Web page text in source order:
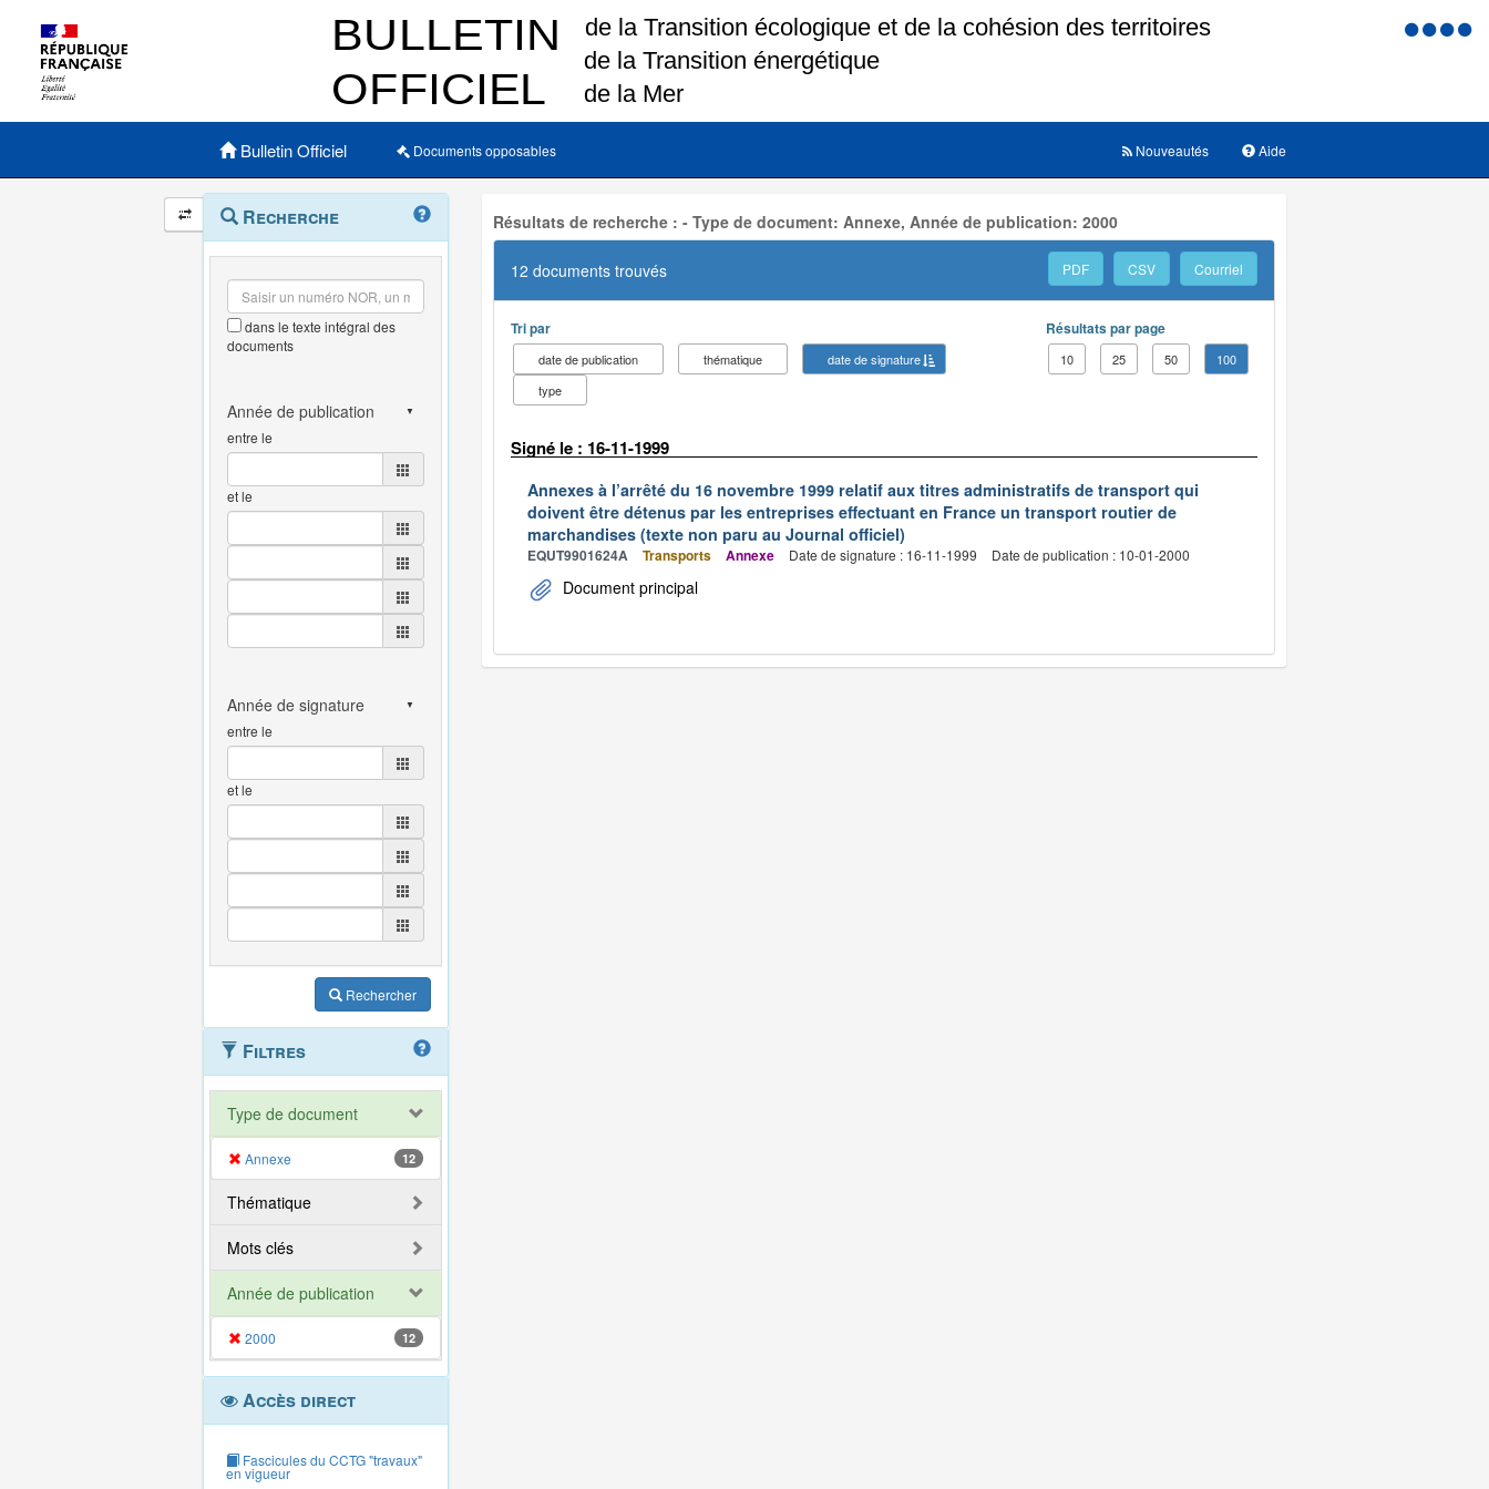
Menu
Menu principal
Bulletin Officiel Documents opposables Aide
Nouveautés
Navigation
et
outils
annexes
Menu
contextuel
Recherche
dans le texte intégral des
documents
entre le
et le
entre le
et le
Rechercher
Filtres
Type de document
Annexe 12
Thématique
Mots clés
Année de publication
2000 12
Accès direct
Fascicules du CCTG "travaux"
en vigueur
Résultats de recherche : - Type de document: Annexe, Année de publication: 2000
12 documents trouvés PDF CSV Courriel
Tri par
date de publication thématique
date de signature
type
Résultats par page
10 25 50 100
Signé le : 16-11-1999
Annexes à l’arrêté du 16 novembre 1999 relatif aux titres administratifs de transport qui
doivent être détenus par les entreprises effectuant en France un transport routier de
marchandises (texte non paru au Journal officiel)
EQUT9901624A Transports Annexe Date de signature : 16-11-1999 Date de publication : 10-01-2000
Document principal